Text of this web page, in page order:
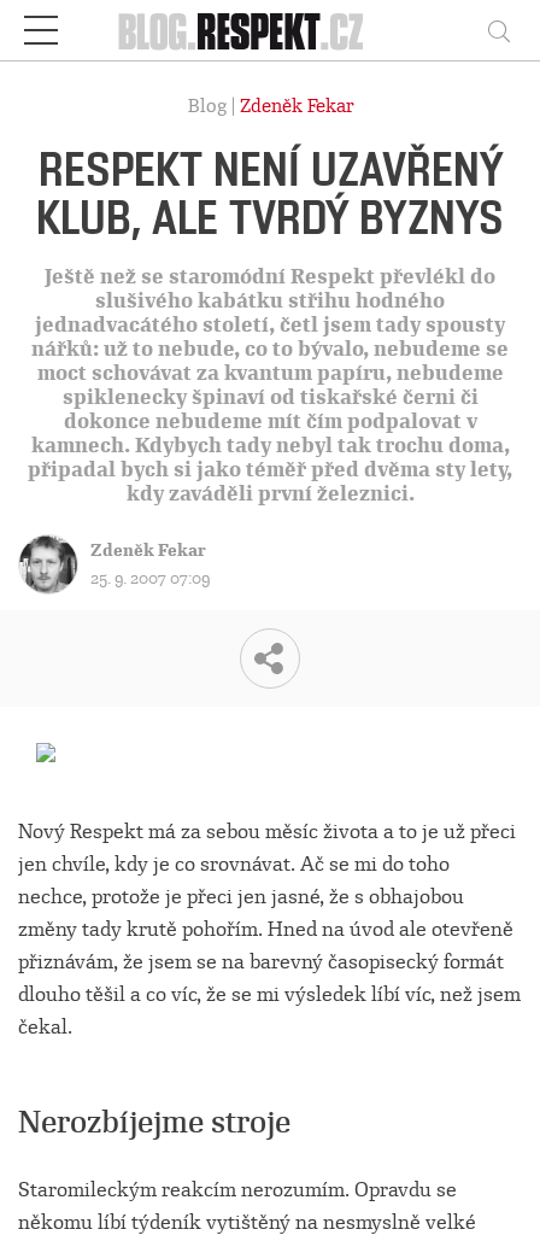
Respekt
Blog | Zdeněk Fekar
RESPEKT NENÍ UZAVŘENÝ
KLUB, ALE TVRDÝ BYZNYS
Ještě než se staromódní Respekt převlékl do
slušivého kabátku střihu hodného
jednadvacátého století, četl jsem tady spousty
nářků: už to nebude, co to bývalo, nebudeme se
moct schovávat za kvantum papíru, nebudeme
spiklenecky špinaví od tiskařské černi či
dokonce nebudeme mít čím podpalovat v
kamnech. Kdybych tady nebyl tak trochu doma,
připadal bych si jako téměř před dvěma sty lety,
kdy zaváděli první železnici.
Zdeněk Fekar
25. 9. 2007 07:09
Nový Respekt má za sebou měsíc života a to je už přeci
jen chvíle, kdy je co srovnávat. Ač se mi do toho
nechce, protože je přeci jen jasné, že s obhajobou
změny tady krutě pohořím. Hned na úvod ale otevřeně
přiznávám, že jsem se na barevný časopisecký formát
dlouho těšil a co víc, že se mi výsledek líbí víc, než jsem
čekal.
Nerozbíjejme stroje
Staromileckým reakcím nerozumím. Opravdu se
někomu líbí týdeník vytištěný na nesmyslně velké